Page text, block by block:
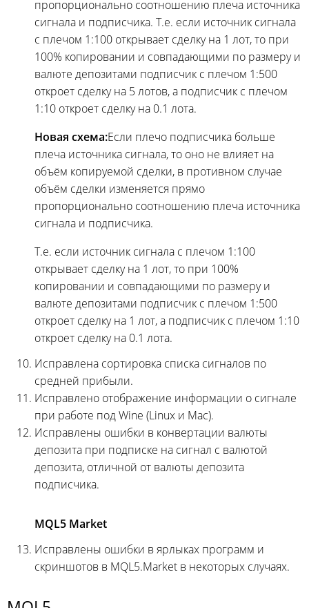
пропорционально соотношению плеча источника
сигнала и подписчика. Т.е. если источник сигнала
с плечом 1:100 открывает сделку на 1 лот, то при
100% копировании и совпадающими по размеру и
валюте депозитами подписчик с плечом 1:500
откроет сделку на 5 лотов, а подписчик с плечом
1:10 откроет сделку на 0.1 лота.
Новая схема:Если плечо подписчика больше
плеча источника сигнала, то оно не влияет на
объём копируемой сделки, в противном случае
объём сделки изменяется прямо
пропорционально соотношению плеча источника
сигнала и подписчика.
Т.е. если источник сигнала с плечом 1:100
открывает сделку на 1 лот, то при 100%
копировании и совпадающими по размеру и
валюте депозитами подписчик с плечом 1:500
откроет сделку на 1 лот, а подписчик с плечом 1:10
откроет сделку на 0.1 лота.
Исправлена сортировка списка сигналов по
средней прибыли.
Исправлено отображение информации о сигнале
при работе под Wine (Linux и Mac).
Исправлены ошибки в конвертации валюты
депозита при подписке на сигнал с валютой
депозита, отличной от валюты депозита
подписчика.
MQL5 Market
Исправлены ошибки в ярлыках программ и
скриншотов в MQL5.Market в некоторых случаях.